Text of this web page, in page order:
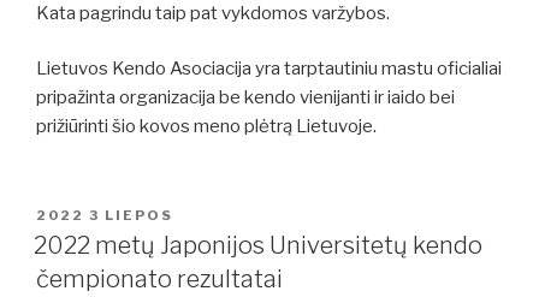
Kata pagrindu taip pat vykdomos varžybos.
Lietuvos Kendo Asociacija yra tarptautiniu mastu oficialiai
pripažinta organizacija be kendo vienijanti ir iaido bei
prižiūrinti šio kovos meno plėtrą Lietuvoje.
PASKELBTA
2022 3 LIEPOS
2022 metų Japonijos Universitetų kendo
čempionato rezultatai